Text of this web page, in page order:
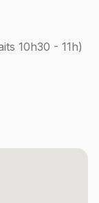
10h30 - 11h)